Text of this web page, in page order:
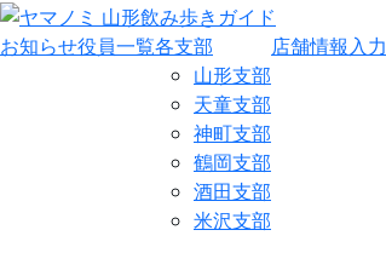
お知らせ役員一覧各支部
山形支部
天童支部
神町支部
鶴岡支部
酒田支部
米沢支部
店舗情報入力